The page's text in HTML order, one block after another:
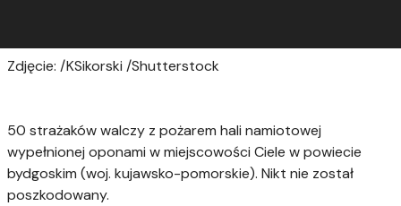
Zdjęcie: /KSikorski /Shutterstock
50 strażaków walczy z pożarem hali namiotowej
wypełnionej oponami w miejscowości Ciele w powiecie
bydgoskim (woj. kujawsko-pomorskie). Nikt nie został
poszkodowany.